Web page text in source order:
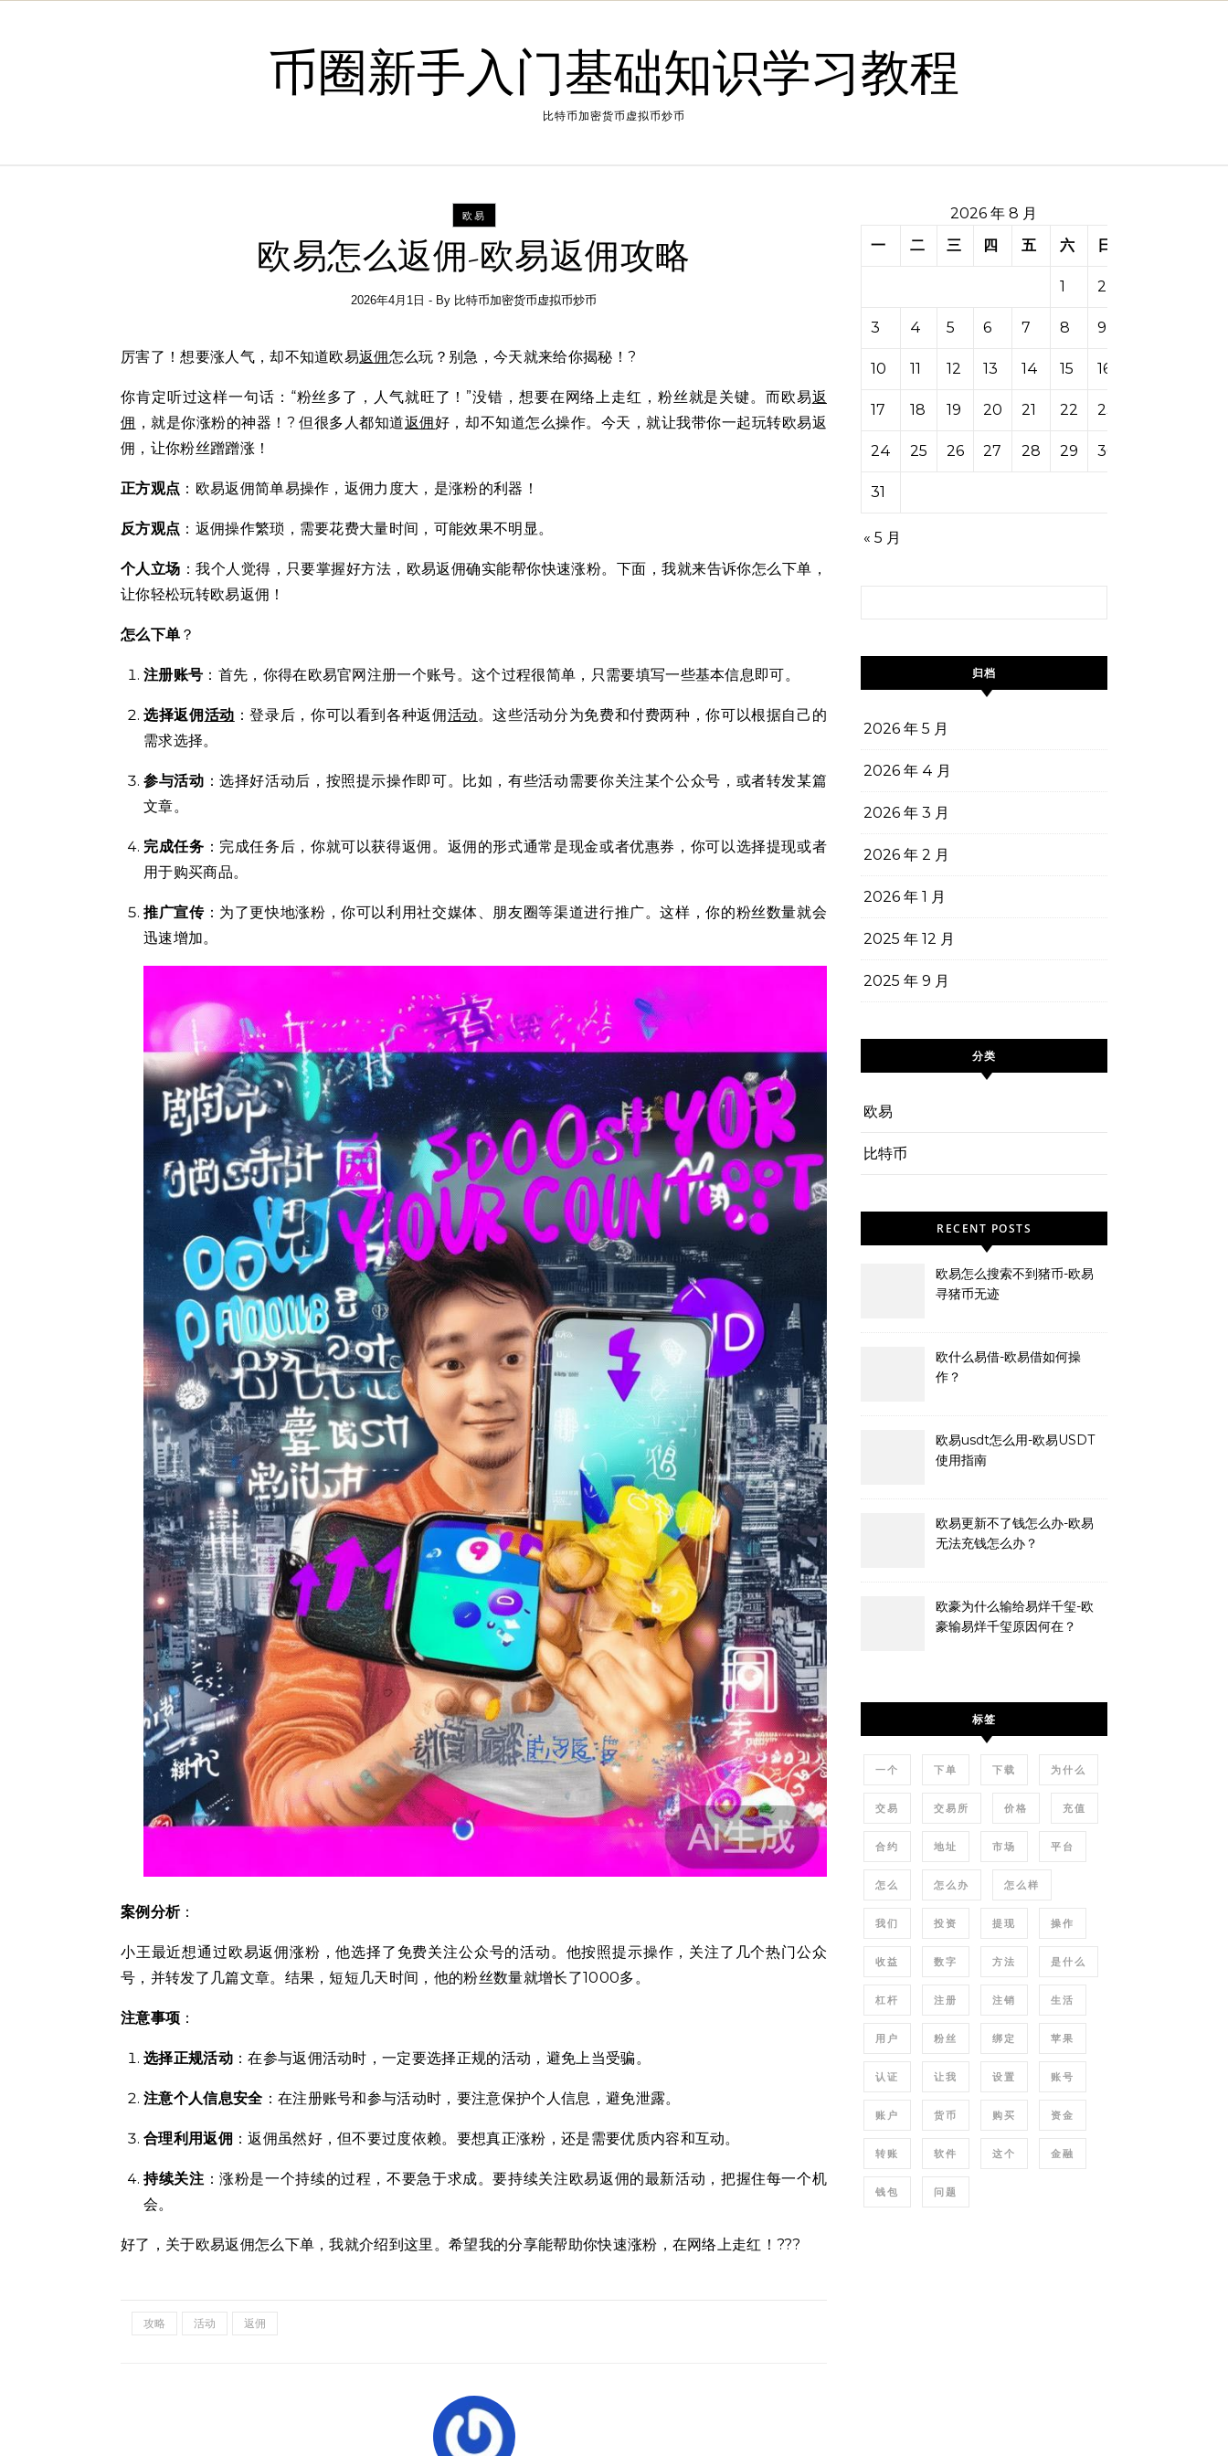
币圈新手入门基础知识学习教程
比特币加密货币虚拟币炒币
欧易
欧易怎么返佣-欧易返佣攻略
2026年4月1日 - By 比特币加密货币虚拟币炒币
厉害了！想要涨人气，却不知道欧易返佣怎么玩？别急，今天就来给你揭秘！?
你肯定听过这样一句话：“粉丝多了，人气就旺了！”没错，想要在网络上走红，粉丝就是关键。而欧易返
佣 ，就是你涨粉的神器！? 但很多人都知道返佣好，却不知道怎么操作。今天，就让我带你一起玩转欧易返
佣，让你粉丝蹭蹭涨！
正方观点 ：欧易返佣简单易操作，返佣力度大，是涨粉的利器！
反方观点 ：返佣操作繁琐，需要花费大量时间，可能效果不明显。
个人立场 ：我个人觉得，只要掌握好方法，欧易返佣确实能帮你快速涨粉。下面，我就来告诉你怎么下单，
让你轻松玩转欧易返佣！
怎么下单 ？
注册账号 ：首先，你得在欧易官网注册一个账号。这个过程很简单，只需要填写一些基本信息即可。
选择返佣活动 ：登录后，你可以看到各种返佣活动。这些活动分为免费和付费两种，你可以根据自己的
需求选择。
参与活动 ：选择好活动后，按照提示操作即可。比如，有些活动需要你关注某个公众号，或者转发某篇
文章。
完成任务 ：完成任务后，你就可以获得返佣。返佣的形式通常是现金或者优惠券，你可以选择提现或者
用于购买商品。
推广宣传：为了更快地涨粉，你可以利用社交媒体、朋友圈等渠道进行推广。这样，你的粉丝数量就会
迅速增加。
案例分析：
小王最近想通过欧易返佣涨粉，他选择了免费关注公众号的活动。他按照提示操作，关注了几个热门公众
号，并转发了几篇文章。结果，短短几天时间，他的粉丝数量就增长了1000多。
注意事项 ：
选择正规活动：在参与返佣活动时，一定要选择正规的活动，避免上当受骗。
注意个人信息安全 ：在注册账号和参与活动时，要注意保护个人信息，避免泄露。
合理利用返佣 ：返佣虽然好，但不要过度依赖。要想真正涨粉，还是需要优质内容和互动。
持续关注 ：涨粉是一个持续的过程，不要急于求成。要持续关注欧易返佣的最新活动，把握住每一个机
会。
好了，关于欧易返佣怎么下单，我就介绍到这里。希望我的分享能帮助你快速涨粉，在网络上走红！???
攻略 活动 返佣
2026 年 8 月
一
二 三 四 五 六 日
1 2
3 4 5 6 7 8 9
10 11 12 13 14 15 16
17 18 19 20 21 22 23
24 25 26 27 28 29 30
31
« 5 月
归档
2026 年 5 月
2026 年 4 月
2026 年 3 月
2026 年 2 月
2026 年 1 月
2025 年 12 月
2025 年 9 月
分类
欧易
比特币
RECENT POSTS
欧易怎么搜索不到猪币-欧易
寻猪币无迹
欧什么易借-欧易借如何操
作？
欧易usdt怎么用-欧易USDT
使用指南
欧易更新不了钱怎么办-欧易
无法充钱怎么办？
欧豪为什么输给易烊千玺-欧
豪输易烊千玺原因何在？
标签
一个 下单 下载 为什么
交易 交易所 价格 充值
合约 地址 市场 平台
怎么 怎么办 怎么样
我们 投资 提现 操作
收益 数字 方法 是什么
杠杆 注册 注销 生活
用户 粉丝 绑定 苹果
认证 让我 设置 账号
账户 货币 购买 资金
转账 软件 这个 金融
钱包 问题